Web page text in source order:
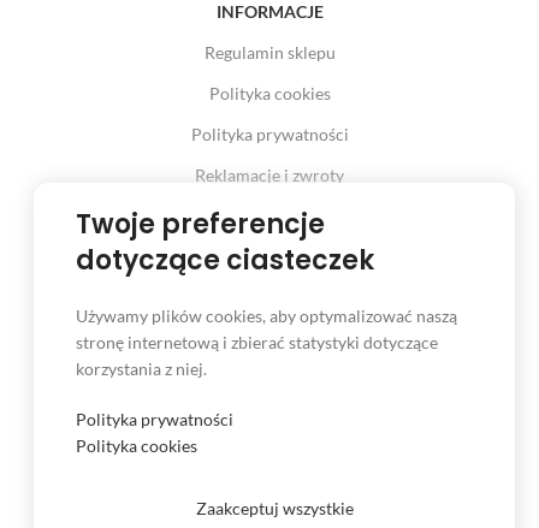
INFORMACJE
Regulamin sklepu
Polityka cookies
Polityka prywatności
Reklamacje i zwroty
Prawo odstąpienia od umowy
INFORMACJE
Czas i koszt dostawy
Formy płatności
Twoje preferencje
dotyczące ciasteczek
Używamy plików cookies, aby optymalizować naszą
stronę internetową i zbierać statystyki dotyczące
korzystania z niej.
Polityka prywatności
Polityka cookies
Zaakceptuj wszystkie